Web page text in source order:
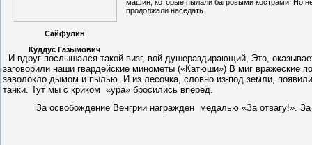
Сайфулин
Куддус Газымович
машин, которые пылали багровыми кострами. Но
продолжали наседать.
И вдруг послышался такой визг, вой душераздирающий, Это,
заговорили наши гвардейские минометы («Катюши») В миг вражеские
заволокло дымом и пылью. И из лесочка, словно из-под земли,
танки. Тут мы с криком «ура» бросились вперед.
За освобождение Венгрии награжден медалью «За отвагу!». За